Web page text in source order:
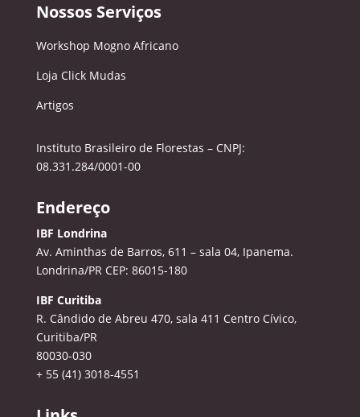
Nossos Serviços
Workshop Mogno Africano
Loja Click Mudas
Artigos
Instituto Brasileiro de Florestas – CNPJ:
08.331.284/0001-00
Endereço
IBF Londrina
Av. Aminthas de Barros, 611 – sala 04, Ipanema.
Londrina/PR CEP: 86015-180
IBF Curitiba
R. Cândido de Abreu 470, sala 411 Centro Cívico,
Curitiba/PR
80030-030
+ 55 (41) 3018-4551